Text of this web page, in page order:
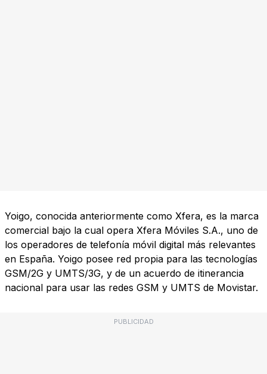
Yoigo, conocida anteriormente como Xfera, es la marca
comercial bajo la cual opera Xfera Móviles S.A., uno de
los operadores de telefonía móvil digital más relevantes
en España. Yoigo posee red propia para las tecnologías
GSM/2G y UMTS/3G, y de un acuerdo de itinerancia
nacional para usar las redes GSM y UMTS de Movistar.
PUBLICIDAD